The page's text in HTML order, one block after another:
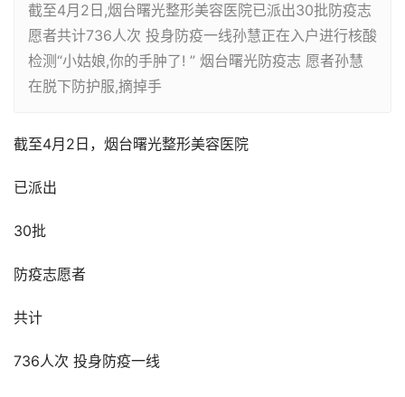
截至4月2日,烟台曙光整形美容医院已派出30批防疫志
愿者共计736人次 投身防疫一线孙慧正在入户进行核酸
检测“小姑娘,你的手肿了! ” 烟台曙光防疫志 愿者孙慧
在脱下防护服,摘掉手
截至4月2日，烟台曙光整形美容医院
已派出
30批
防疫志愿者
共计
736人次 投身防疫一线